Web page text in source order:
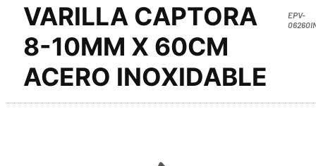
VARILLA CAPTORA
8-10MM X 60CM
ACERO INOXIDABLE
EPV-